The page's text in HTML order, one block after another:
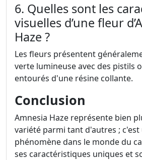
6. Quelles sont les
visuelles d’une fleur
Haze ?
Les fleurs présentent
verte lumineuse avec des pistils
entourés d'une résine collante.
Conclusion
Amnesia Haze représente bien
variété parmi tant d'autres ;
phénomène dans le monde du
ses caractéristiques uniques et